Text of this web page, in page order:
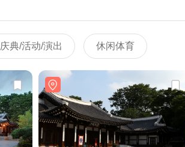
庆典/活动/演出 休闲体育